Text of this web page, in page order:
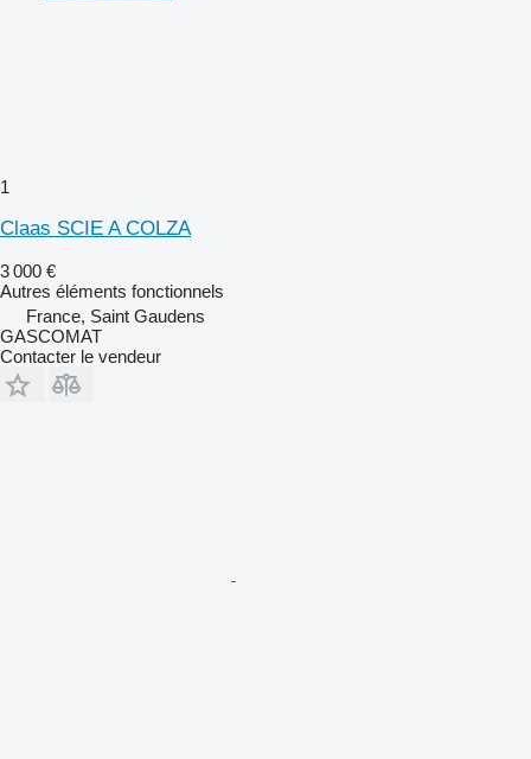
1
Claas SCIE A COLZA
3 000 €
Autres éléments fonctionnels
France, Saint Gaudens
GASCOMAT
Contacter le vendeur